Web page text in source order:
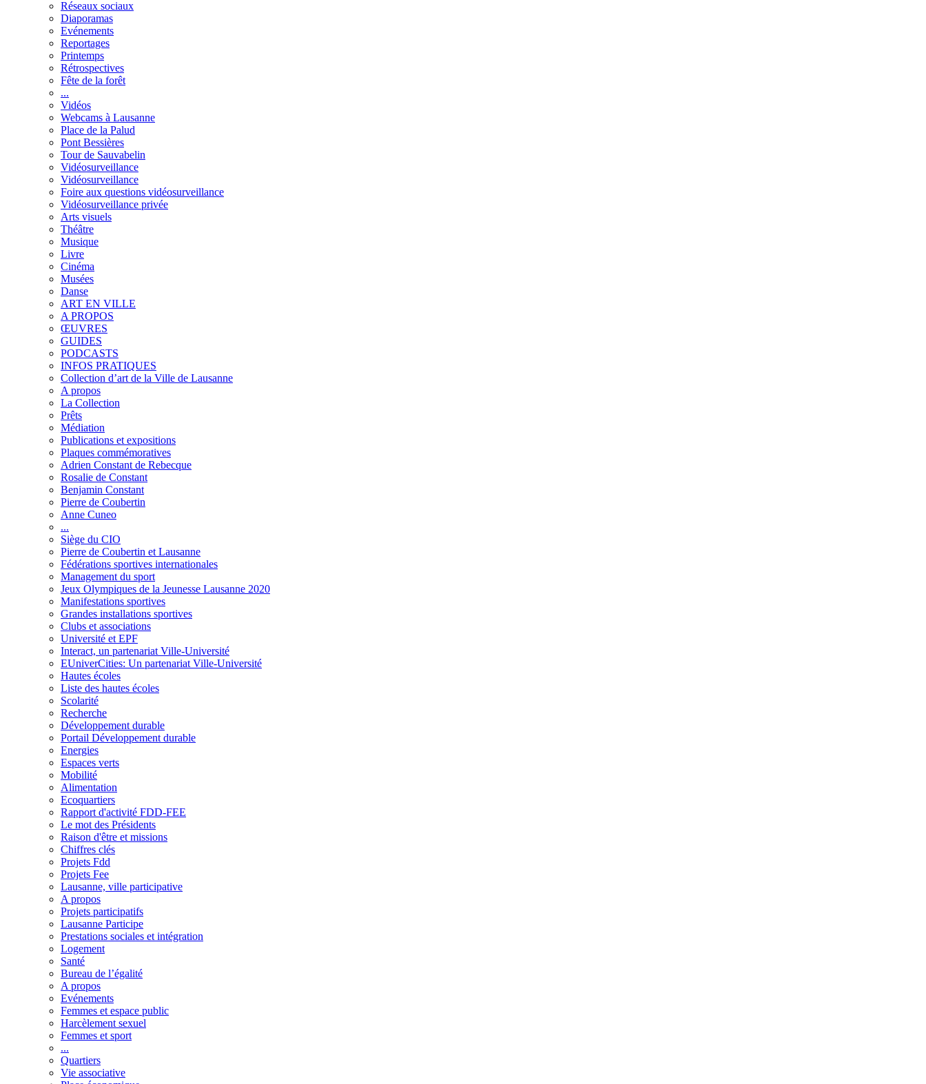
Réseaux sociaux
Diaporamas
Evénements
Reportages
Printemps
Rétrospectives
Fête de la forêt
...
Vidéos
Webcams à Lausanne
Place de la Palud
Pont Bessières
Tour de Sauvabelin
Vidéosurveillance
Vidéosurveillance
Foire aux questions vidéosurveillance
Vidéosurveillance privée
Arts visuels
Théâtre
Musique
Livre
Cinéma
Musées
Danse
ART EN VILLE
A PROPOS
ŒUVRES
GUIDES
PODCASTS
INFOS PRATIQUES
Collection d’art de la Ville de Lausanne
A propos
La Collection
Prêts
Médiation
Publications et expositions
Plaques commémoratives
Adrien Constant de Rebecque
Rosalie de Constant
Benjamin Constant
Pierre de Coubertin
Anne Cuneo
...
Siège du CIO
Pierre de Coubertin et Lausanne
Fédérations sportives internationales
Management du sport
Jeux Olympiques de la Jeunesse Lausanne 2020
Manifestations sportives
Grandes installations sportives
Clubs et associations
Université et EPF
Interact, un partenariat Ville-Université
EUniverCities: Un partenariat Ville-Université
Hautes écoles
Liste des hautes écoles
Scolarité
Recherche
Développement durable
Portail Développement durable
Energies
Espaces verts
Mobilité
Alimentation
Ecoquartiers
Rapport d'activité FDD-FEE
Le mot des Présidents
Raison d'être et missions
Chiffres clés
Projets Fdd
Projets Fee
Lausanne, ville participative
A propos
Projets participatifs
Lausanne Participe
Prestations sociales et intégration
Logement
Santé
Bureau de l’égalité
A propos
Evénements
Femmes et espace public
Harcèlement sexuel
Femmes et sport
...
Quartiers
Vie associative